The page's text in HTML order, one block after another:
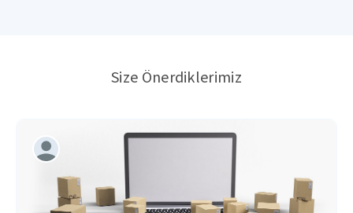
Size Önerdiklerimiz